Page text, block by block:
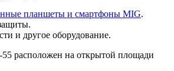
планшеты и смартфоны MIG.
и другое оборудование.
расположен на открытой площади